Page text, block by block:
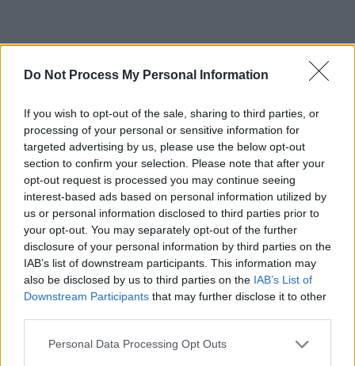
Do Not Process My Personal Information
If you wish to opt-out of the sale, sharing to third parties, or
processing of your personal or sensitive information for
targeted advertising by us, please use the below opt-out
section to confirm your selection. Please note that after your
opt-out request is processed you may continue seeing
interest-based ads based on personal information utilized by
us or personal information disclosed to third parties prior to
your opt-out. You may separately opt-out of the further
disclosure of your personal information by third parties on the
IAB’s list of downstream participants. This information may
also be disclosed by us to third parties on the IAB’s List of
Downstream Participants that may further disclose it to other
Personal Data Processing Opt Outs
URMĂRIȚI SERIALUL VIDEO”Istoria
Campionatului Mondial de fotbal”!
EPISODUL 1: Uruguay 1930 / Și noi am fost pe
Conte Verde
EPISODUL 2:Italia 1934 / Fotbalul, capturat de
Mussolini
EPISODUL 3:Franța 1938 / Finala Mussolini –
Horthy